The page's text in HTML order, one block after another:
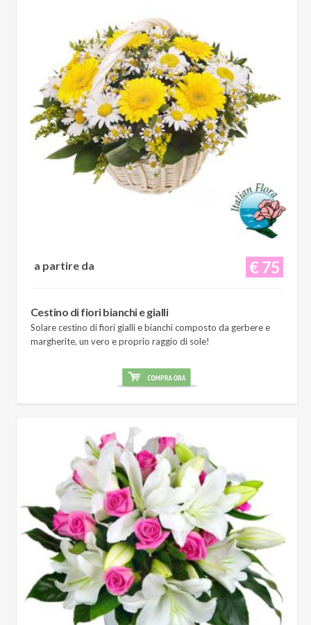
€ 75
a partire da
Cestino di fiori bianchi e gialli
Solare cestino di fiori gialli e bianchi composto da gerbere e
margherite, un vero e proprio raggio di sole!